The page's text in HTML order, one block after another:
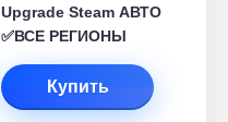
Upgrade Steam АВТО
✅ВСЕ РЕГИОНЫ
Купить